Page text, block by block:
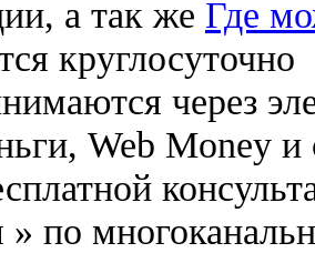
а так же Где
круглосуточно
через
Web Money и
» по